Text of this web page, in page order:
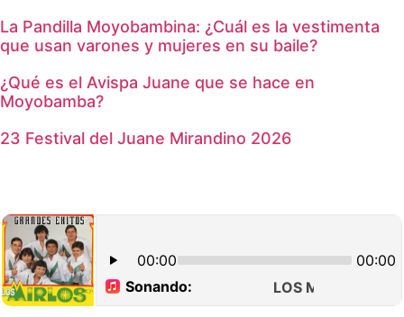
La Pandilla Moyobambina: ¿Cuál es la vestimenta
que usan varones y mujeres en su baile?
¿Qué es el Avispa Juane que se hace en
Moyobamba?
23 Festival del Juane Mirandino 2026